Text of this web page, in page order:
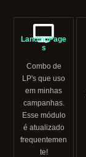
LandingPage
s
Combo de
LP's que uso
em minhas
campanhas.
Esse módulo
é atualizado
frequentemen
te!